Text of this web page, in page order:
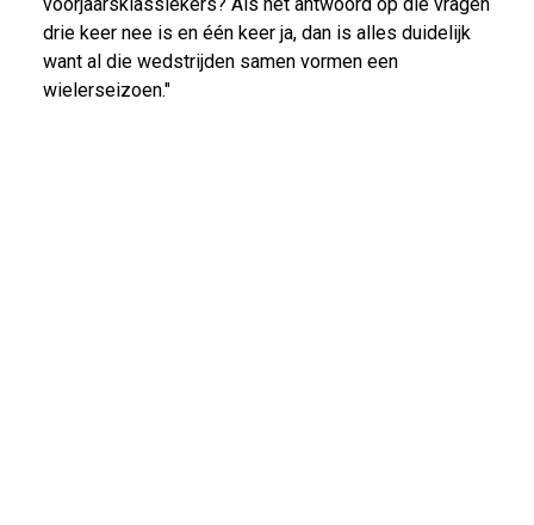
drie keer nee is en één keer ja, dan is alles duidelijk
want al die wedstrijden samen vormen een
wielerseizoen."